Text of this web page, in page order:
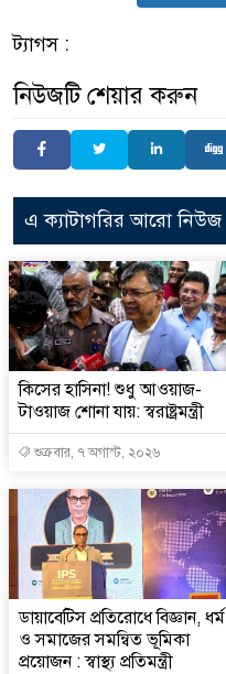
ট্যাগস :
নিউজটি শেয়ার করুন
এ ক্যাটাগরির আরো নিউজ
কিসের হাসিনা! শুধু আওয়াজ-
টাওয়াজ শোনা যায়: স্বরাষ্ট্রমন্ত্রী
শুক্রবার, ৭ অগাস্ট, ২০২৬
ডায়াবেটিস প্রতিরোধে বিজ্ঞান, ধর্ম
ও সমাজের সমন্বিত ভূমিকা
প্রয়োজন : স্বাস্থ্য প্রতিমন্ত্রী